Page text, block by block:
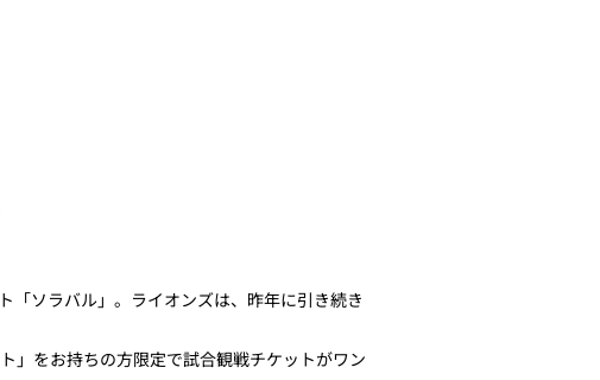
「ソラバル」。ライオンズは、昨年に引き続き
」をお持ちの方限定で試合観戦チケットがワン